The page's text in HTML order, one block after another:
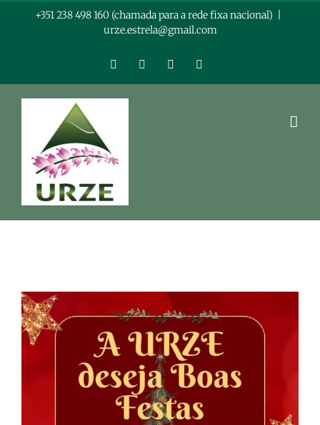
+351 238 498 160 (chamada para a rede fixa nacional)
urze.estrela@gmail.com
FacebookInstagramLinkedIn
View
Larger